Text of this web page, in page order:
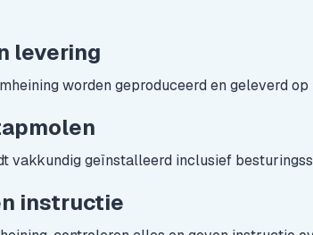
levering
worden geproduceerd en geleverd op
vakkundig geïnstalleerd inclusief
instructie